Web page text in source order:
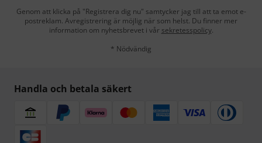
Genom att klicka på "Registrera dig nu" samtycker jag till att ta emot e-
postreklam. Avregistrering är möjlig när som helst. Du finner mer
information om nyhetsbrevet i vår sekretesspolicy.
* Nödvändig
Handla och betala säkert